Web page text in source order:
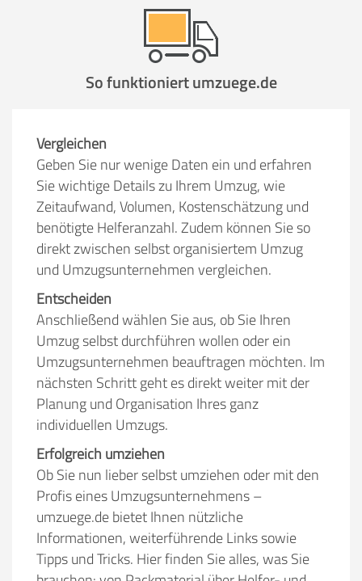
So funktioniert umzuege.de
Vergleichen
Geben Sie nur wenige Daten ein und erfahren
Sie wichtige Details zu Ihrem Umzug, wie
Zeitaufwand, Volumen, Kostenschätzung und
benötigte Helferanzahl. Zudem können Sie so
direkt zwischen selbst organisiertem Umzug
und Umzugsunternehmen vergleichen.
Entscheiden
Anschließend wählen Sie aus, ob Sie Ihren
Umzug selbst durchführen wollen oder ein
Umzugsunternehmen beauftragen möchten. Im
nächsten Schritt geht es direkt weiter mit der
Planung und Organisation Ihres ganz
individuellen Umzugs.
Erfolgreich umziehen
Ob Sie nun lieber selbst umziehen oder mit den
Profis eines Umzugsunternehmens –
umzuege.de bietet Ihnen nützliche
Informationen, weiterführende Links sowie
Tipps und Tricks. Hier finden Sie alles, was Sie